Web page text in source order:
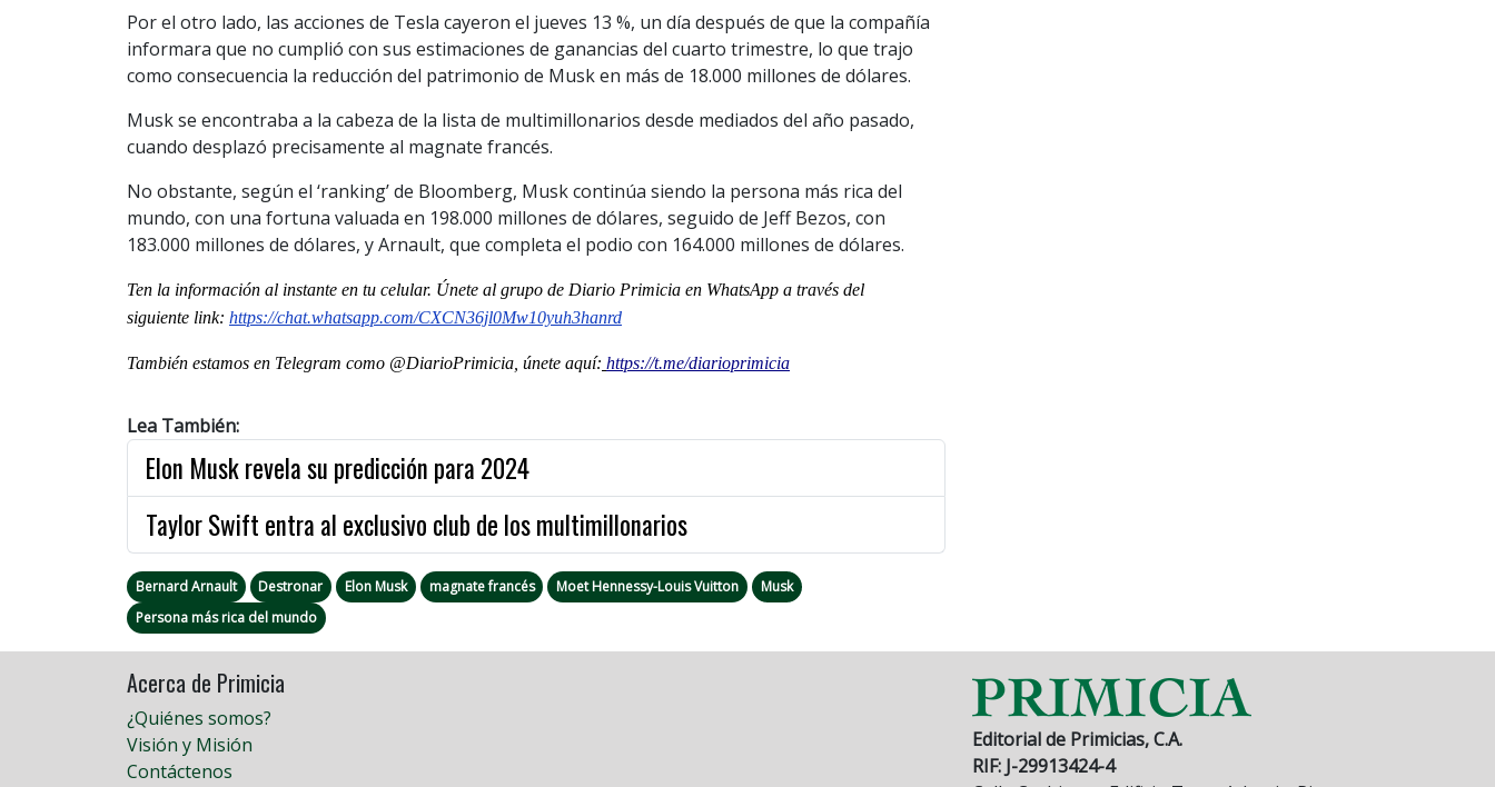
Por el otro lado, las acciones de Tesla cayeron el jueves 13 %, un día después de que la compañía
informara que no cumplió con sus estimaciones de ganancias del cuarto trimestre, lo que trajo
como consecuencia la reducción del patrimonio de Musk en más de 18.000 millones de dólares.
Musk se encontraba a la cabeza de la lista de multimillonarios desde mediados del año pasado,
cuando desplazó precisamente al magnate francés.
No obstante, según el ‘ranking’ de Bloomberg, Musk continúa siendo la persona más rica del
mundo, con una fortuna valuada en 198.000 millones de dólares, seguido de Jeff Bezos, con
183.000 millones de dólares, y Arnault, que completa el podio con 164.000 millones de dólares.
Ten la información al instante en tu celular. Únete al grupo de Diario Primicia en WhatsApp a través del
siguiente link: https://chat.whatsapp.com/CXCN36jl0Mw10yuh3hanrd
También estamos en Telegram como @DiarioPrimicia, únete aquí: https://t.me/diarioprimicia
Lea También:
Elon Musk revela su predicción para 2024
Taylor Swift entra al exclusivo club de los multimillonarios
Bernard Arnault Destronar Elon Musk magnate francés Moet Hennessy-Louis Vuitton
Musk
Persona más rica del mundo
Acerca de Primicia
¿Quiénes somos?
Visión y Misión
Contáctenos
Editorial de Primicias, C.A.
RIF: J-29913424-4